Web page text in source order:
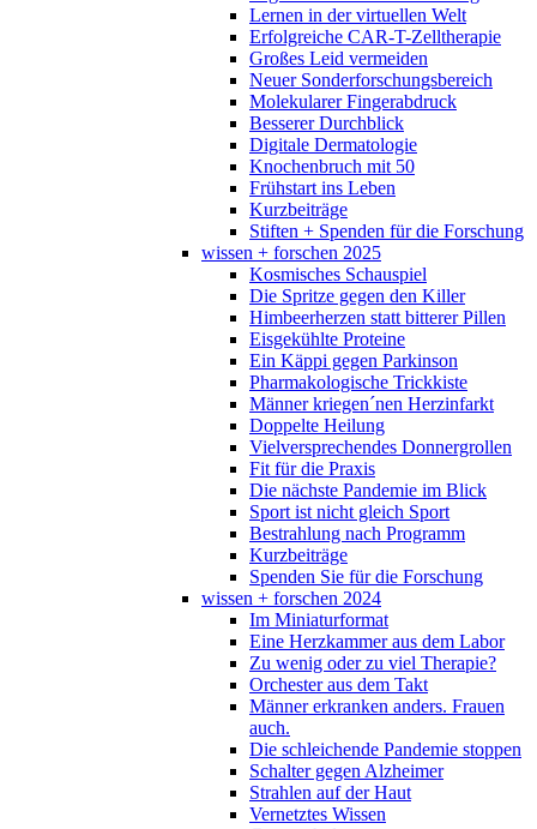
Lernen in der virtuellen Welt
Erfolgreiche CAR-T-Zelltherapie
Großes Leid vermeiden
Neuer Sonderforschungsbereich
Molekularer Fingerabdruck
Besserer Durchblick
Digitale Dermatologie
Knochenbruch mit 50
Frühstart ins Leben
Kurzbeiträge
Stiften + Spenden für die Forschung
wissen + forschen 2025
Kosmisches Schauspiel
Die Spritze gegen den Killer
Himbeerherzen statt bitterer Pillen
Eisgekühlte Proteine
Ein Käppi gegen Parkinson
Pharmakologische Trickkiste
Männer kriegen´nen Herzinfarkt
Doppelte Heilung
Vielversprechendes Donnergrollen
Fit für die Praxis
Die nächste Pandemie im Blick
Sport ist nicht gleich Sport
Bestrahlung nach Programm
Kurzbeiträge
Spenden Sie für die Forschung
wissen + forschen 2024
Im Miniaturformat
Eine Herzkammer aus dem Labor
Zu wenig oder zu viel Therapie?
Orchester aus dem Takt
Männer erkranken anders. Frauen
auch.
Die schleichende Pandemie stoppen
Schalter gegen Alzheimer
Strahlen auf der Haut
Vernetztes Wissen